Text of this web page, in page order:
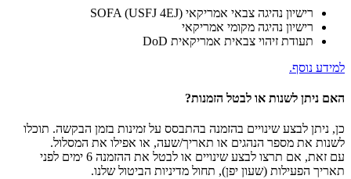
רישיון נהיגה צבאי אמריקאי SOFA (USFJ 4EJ)
רישיון נהיגה מקומי אמריקאי
תעודת זיהוי צבאית אמריקאית DoD
למידע נוסף.
האם ניתן לשנות או לבטל הזמנות?
כן, ניתן לבצע שינויים בהזמנה בהתבסס על זמינות בזמן הבקשה. תוכלו
לשנות את מספר הנהגים או תאריך/שעה, או אפילו את המסלול.
עם זאת, אם תרצו לבצע שינויים או לבטל את ההזמנה 6 ימים לפני
תאריך הפעילות (שעון יפן), תחול מדיניות הביטול שלנו.